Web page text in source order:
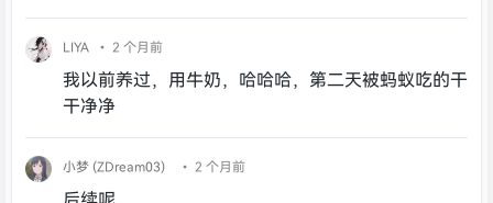
LIYA • 2 个月前
我以前养过，用牛奶，哈哈哈，第二天被蚂蚁吃的干
干净净
小梦 (ZDream03) • 2 个月前